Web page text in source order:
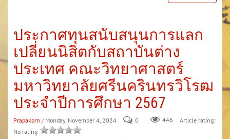
ประกาศทุนสนับสนุนการแลก
เปลี่ยนนิสิตกับสถาบันต่าง
ประเทศ คณะวิทยาศาสตร์
มหาวิทยาลัยศรีนครินทรวิโรฒ
ประจำปีการศึกษา 2567
Prapakorn / Monday, November 4, 2024 0 446
Article rating:
No rating